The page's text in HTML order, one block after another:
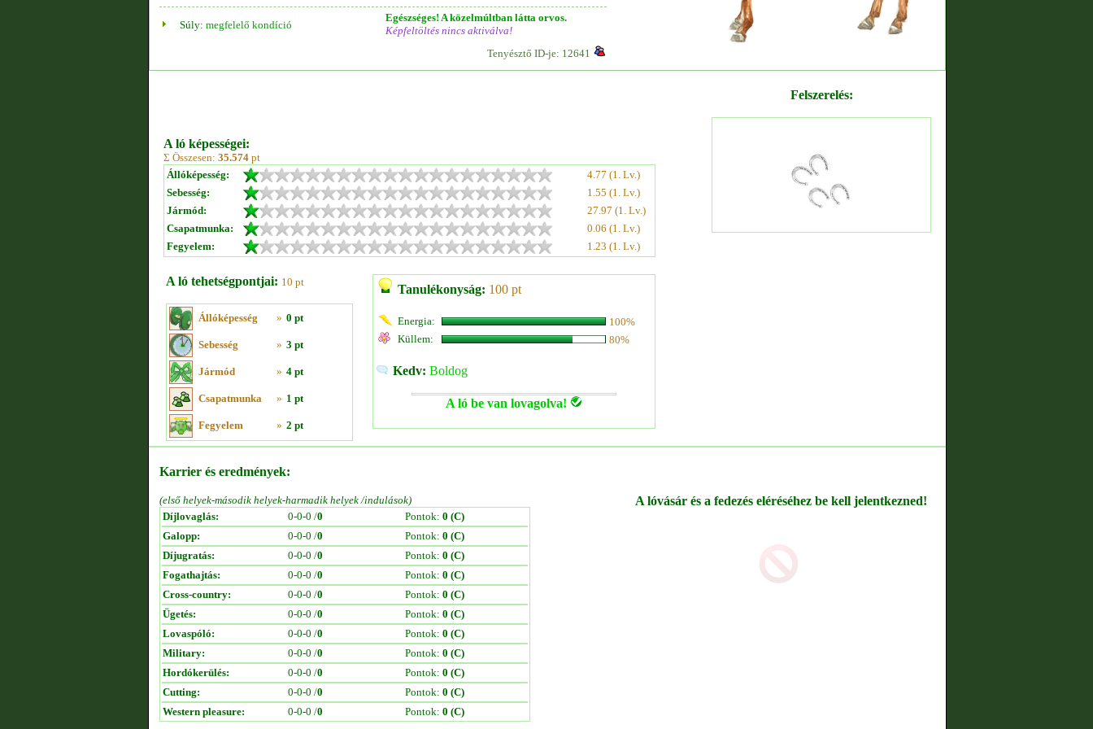
Súly: megfelelő kondíció
Egészséges! A közelmúltban látta orvos.
Képfeltöltés nincs aktiválva!
Tenyésztő ID-je: 12641
A ló képességei:
Σ Összesen: 35.574 pt
Állóképesség:
4.77 (1. Lv.)
Sebesség:
1.55 (1. Lv.)
Jármód:
27.97 (1. Lv.)
Csapatmunka:
0.06 (1. Lv.)
Fegyelem:
1.23 (1. Lv.)
A ló tehetségpontjai: 10 pt
Állóképesség » 0 pt
Sebesség » 3 pt
Jármód » 4 pt
Csapatmunka » 1 pt
Fegyelem » 2 pt
Tanulékonyság: 100 pt
Energia:
100%
Küllem:
80%
Kedv: Boldog
A ló be van lovagolva!
Felszerelés:
Karrier és eredmények:
(első helyek-második helyek-harmadik helyek /indulások)
Díjlovaglás:
0-0-0 /0 Pontok: 0 (C)
Galopp:
0-0-0 /0 Pontok: 0 (C)
Díjugratás:
0-0-0 /0 Pontok: 0 (C)
Fogathajtás:
0-0-0 /0 Pontok: 0 (C)
Cross-country:
0-0-0 /0 Pontok: 0 (C)
Ügetés:
0-0-0 /0 Pontok: 0 (C)
Lovaspóló:
0-0-0 /0 Pontok: 0 (C)
Military:
0-0-0 /0 Pontok: 0 (C)
Hordókerülés:
0-0-0 /0 Pontok: 0 (C)
Cutting:
0-0-0 /0 Pontok: 0 (C)
Western pleasure:
0-0-0 /0 Pontok: 0 (C)
A lóvásár és a fedezés eléréséhez be kell jelentkezned!